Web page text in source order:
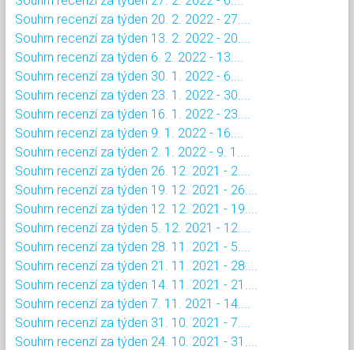
Souhrn recenzí za týden 20. 2. 2022 - 27....
Souhrn recenzí za týden 13. 2. 2022 - 20....
Souhrn recenzí za týden 6. 2. 2022 - 13....
Souhrn recenzí za týden 30. 1. 2022 - 6....
Souhrn recenzí za týden 23. 1. 2022 - 30....
Souhrn recenzí za týden 16. 1. 2022 - 23....
Souhrn recenzí za týden 9. 1. 2022 - 16....
Souhrn recenzí za týden 2. 1. 2022 - 9. 1....
Souhrn recenzí za týden 26. 12. 2021 - 2....
Souhrn recenzí za týden 19. 12. 2021 - 26....
Souhrn recenzí za týden 12. 12. 2021 - 19....
Souhrn recenzí za týden 5. 12. 2021 - 12....
Souhrn recenzí za týden 28. 11. 2021 - 5....
Souhrn recenzí za týden 21. 11. 2021 - 28....
Souhrn recenzí za týden 14. 11. 2021 - 21....
Souhrn recenzí za týden 7. 11. 2021 - 14....
Souhrn recenzí za týden 31. 10. 2021 - 7....
Souhrn recenzí za týden 24. 10. 2021 - 31....